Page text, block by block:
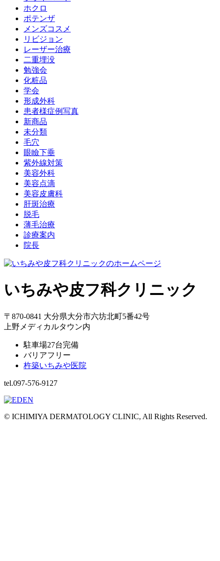
ホクロ
ポテンザ
メンズコスメ
リビジョン
レーザー治療
二重埋没
勉強会
化粧品
学会
形成外科
患者様症例写真
新商品
未分類
毛穴
眼瞼下垂
紫外線対策
美容外科
美容点滴
美容皮膚科
肝斑治療
脱毛
薄毛治療
診療案内
院長
いちみや皮フ科クリニック
〒870-0841 大分県大分市六坊北町5番42号
上野メディカルタウン内
駐車場27台完備
バリアフリー
杵築いちみや医院
tel.097-576-9127
© ICHIMIYA DERMATOLOGY CLINIC, All Rights Reserved.